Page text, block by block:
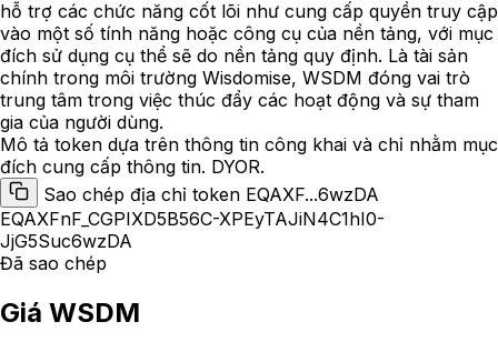
hỗ trợ các chức năng cốt lõi như cung cấp quyền truy cập
vào một số tính năng hoặc công cụ của nền tảng, với mục
đích sử dụng cụ thể sẽ do nền tảng quy định. Là tài sản
chính trong môi trường Wisdomise, WSDM đóng vai trò
trung tâm trong việc thúc đẩy các hoạt động và sự tham
gia của người dùng.
Mô tả token dựa trên thông tin công khai và chỉ nhằm mục
đích cung cấp thông tin. DYOR.
Sao chép địa chỉ token EQAXF...6wzDA
EQAXFnF_CGPIXD5B56C-XPEyTAJiN4C1hI0-
JjG5Suc6wzDA
Đã sao chép
Giá WSDM